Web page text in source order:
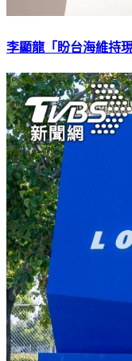
李顯龍「盼台海維持